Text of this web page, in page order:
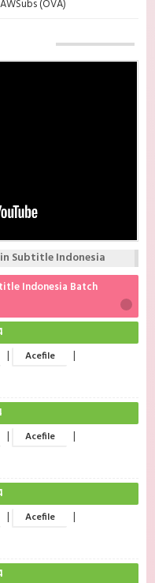
(OVA)
Subtitle Indonesia
Indonesia Batch
| Acefile |
| Acefile |
| Acefile |